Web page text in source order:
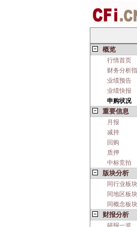
概览
行情首页
财务分析
业绩预告
业绩快报
申购状况
重要信息
月报
减持
回购
质押
中标竞拍
版块分析
同行业板块
同地区板块
同概念板块
财报分析
研报一览